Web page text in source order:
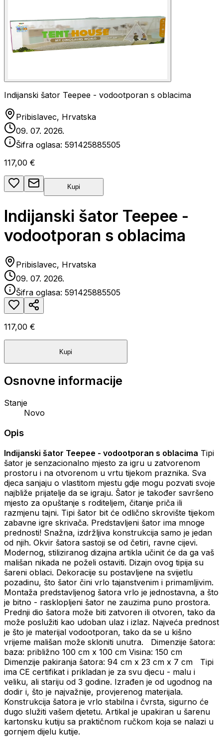
Indijanski šator Teepee - vodootporan s oblacima
Pribislavec, Hrvatska
09. 07. 2026.
Šifra oglasa: 591425885505
117,00 €
Kupi
Indijanski šator Teepee -
vodootporan s oblacima
Pribislavec, Hrvatska
09. 07. 2026.
Šifra oglasa: 591425885505
117,00 €
Kupi
Osnovne informacije
Stanje
Novo
Opis
Indijanski šator Teepee - vodootporan s oblacima Tipi
šator je senzacionalno mjesto za igru u zatvorenom
prostoru i na otvorenom u vrtu tijekom praznika. Sva
djeca sanjaju o vlastitom mjestu gdje mogu pozvati svoje
najbliže prijatelje da se igraju. Šator je također savršeno
mjesto za opuštanje s roditeljem, čitanje priča ili
razmjenu tajni. Tipi šator bit će odlično skrovište tijekom
zabavne igre skrivača. Predstavljeni šator ima mnoge
prednosti! Snažna, izdržljiva konstrukcija samo je jedan
od njih. Okvir šatora sastoji se od četiri, ravne cijevi.
Modernog, stiliziranog dizajna artikla učinit će da ga vaš
mališan nikada ne poželi ostaviti. Dizajn ovog tipija su
šareni oblaci. Dekoracije su postavljene na svijetlu
pozadinu, što šator čini vrlo tajanstvenim i primamljivim.
Montaža predstavljenog šatora vrlo je jednostavna, a što
je bitno - rasklopljeni šator ne zauzima puno prostora.
Prednji dio šatora može biti zatvoren ili otvoren, tako da
može poslužiti kao udoban ulaz i izlaz. Najveća prednost
je što je materijal vodootporan, tako da se u kišno
vrijeme mališan može skloniti unutra. Dimenzije šatora:
baza: približno 100 cm x 100 cm Visina: 150 cm
Dimenzije pakiranja šatora: 94 cm x 23 cm x 7 cm Tipi
ima CE certifikat i prikladan je za svu djecu - malu i
veliku, ali stariju od 3 godine. Izrađen je od ugodnog na
dodir i, što je najvažnije, provjerenog materijala.
Konstrukcija šatora je vrlo stabilna i čvrsta, sigurno će
dugo služiti vašem djetetu. Artikal je upakiran u šarenu
kartonsku kutiju sa praktičnom ručkom koja se nalazi u
gornjem dijelu kutije.